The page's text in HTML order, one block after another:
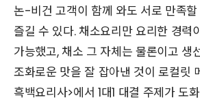
논-비건 고객이 함께 와도 서로 만족
즐길 수 있다. 채소요리만 요리한 경력
가능했고, 채소 그 자체는 물론이고 생
조화로운 맛을 잘 잡아낸 것이 로컬릿
흑백요리사>에서 1대1 대결 주제가 도